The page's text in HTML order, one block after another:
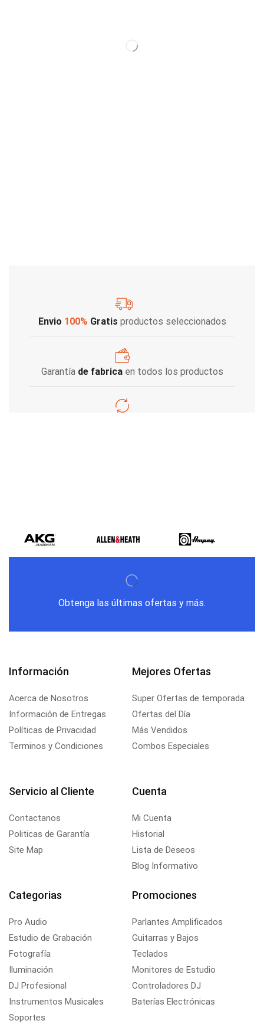
Envio 100% Gratis productos seleccionados
Garantía de fabricaen todos los productos
Obtenga las últimas ofertas y más.
Información
Acerca de Nosotros
Información de Entregas
Políticas de Privacidad
Terminos y Condiciones
Mejores Ofertas
Super Ofertas de temporada
Ofertas del Día
Más Vendidos
Combos Especiales
Servicio al Cliente
Contactanos
Politicas de Garantía
Site Map
Cuenta
Mi Cuenta
Historial
Lista de Deseos
Blog Informativo
Categorias
Pro Audio
Estudio de Grabación
Fotografía
Iluminación
DJ Profesional
Instrumentos Musicales
Soportes
Promociones
Parlantes Amplificados
Guitarras y Bajos
Teclados
Monitores de Estudio
Controladores DJ
Baterías Electrónicas